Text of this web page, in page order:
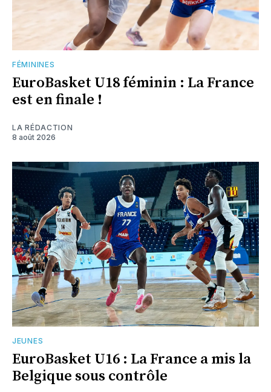
FÉMININES
EuroBasket U18 féminin : La France
est en finale !
LA RÉDACTION
8 août 2026
JEUNES
EuroBasket U16 : La France a mis la
Belgique sous contrôle